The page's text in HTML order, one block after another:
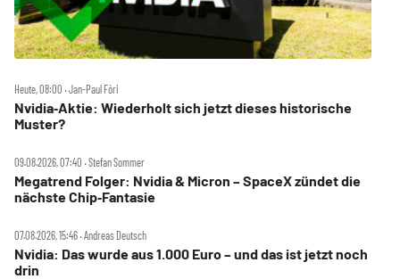
Heute, 08:00 ‧ Jan-Paul Fóri
Nvidia‑Aktie: Wiederholt sich jetzt dieses historische
Muster?
09.08.2026, 07:40 ‧ Stefan Sommer
Megatrend Folger: Nvidia & Micron – SpaceX zündet die
nächste Chip‑Fantasie
07.08.2026, 15:46 ‧ Andreas Deutsch
Nvidia: Das wurde aus 1.000 Euro – und das ist jetzt noch
drin